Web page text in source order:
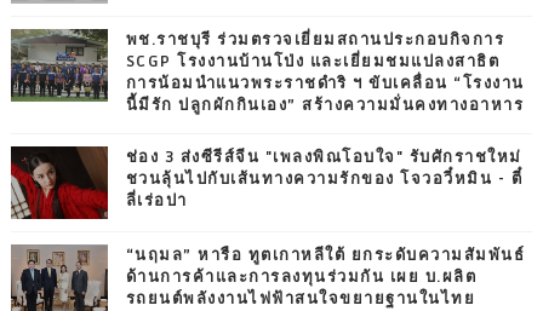
พช.ราชบุรี ร่วมตรวจเยี่ยมสถานประกอบกิจการ
SCGP โรงงานบ้านโป่ง และเยี่ยมชมแปลงสาธิต
การน้อมนำแนวพระราชดำริ ฯ ขับเคลื่อน “โรงงาน
นี้มีรัก ปลูกผักกินเอง” สร้างความมั่นคงทางอาหาร
ช่อง 3 ส่งซีรีส์จีน "เพลงพิณโอบใจ" รับศักราชใหม่
ชวนลุ้นไปกับเส้นทางความรักของ โจวอวี๋หมิน - ตี๋
ลี่เร่อปา
“นฤมล” หารือ ทูตเกาหลีใต้ ยกระดับความสัมพันธ์
ด้านการค้าและการลงทุนร่วมกัน เผย บ.ผลิต
รถยนต์พลังงานไฟฟ้าสนใจขยายฐานในไทย